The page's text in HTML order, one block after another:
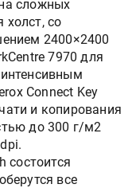
сложных
холст, со
2400×2400
7970 для
Connect Key
и копирования
до 300 г/м2
состоится
все